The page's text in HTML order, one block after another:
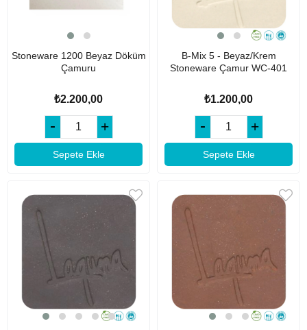
Stoneware 1200 Beyaz Döküm
Çamuru
₺2.200,00
Sepete Ekle
B-Mix 5 - Beyaz/Krem
Stoneware Çamur WC-401
₺1.200,00
Sepete Ekle